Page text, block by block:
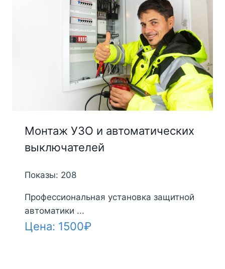
Монтаж УЗО и автоматических
выключателей
Показы: 208
Профессиональная установка защитной
автоматики ...
Цена: 1500₽